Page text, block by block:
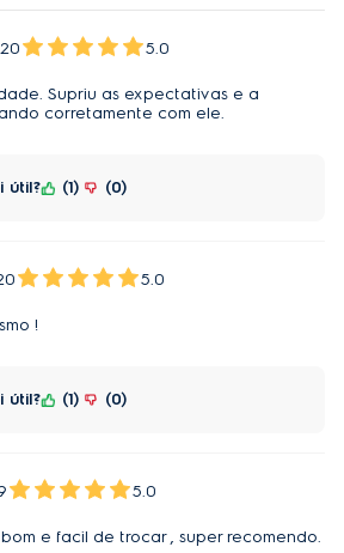
5.0
Supriu as expectativas e a
corretamente com ele.
útil? 1 0
5.0
!
útil? 1 0
5.0
e facil de trocar , super recomendo.